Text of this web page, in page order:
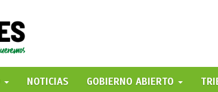
NOTICIAS GOBIERNO ABIERTO